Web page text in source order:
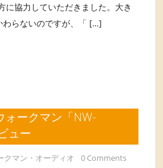
に協力していただきました。大き
わらないのですが、「 […]
ォークマン「NW-
ュー
クマン・オーディオ 0 Comments